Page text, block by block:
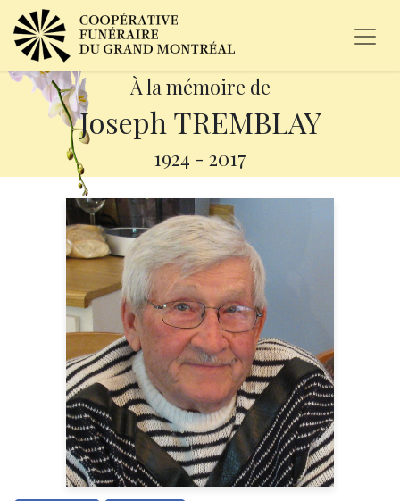
À la mémoire de
Joseph TREMBLAY
1924 - 2017